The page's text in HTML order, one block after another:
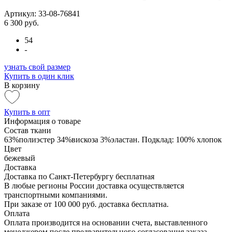
Артикул: 33-08-76841
6 300 руб.
54
-
узнать свой размер
Купить в один клик
В корзину
Купить в опт
Информация о товаре
Состав ткани
63%полиэстер 34%вискоза 3%эластан. Подклад: 100% хлопок
Цвет
бежевый
Доставка
Доставка по Санкт-Петербургу бесплатная
В любые регионы России доставка осуществляется
транспортными компаниями.
При заказе от 100 000 руб. доставка бесплатна.
Оплата
Оплата производится на основании счета, выставленного